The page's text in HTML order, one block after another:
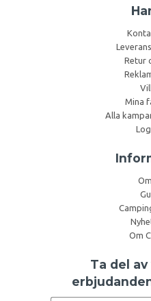
Retur
Mina
Alla
Om
Ta del